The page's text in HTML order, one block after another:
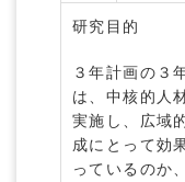
研究目的
３年計画の３
は、中核的人
実施し、広域
成にとって効
っているのか